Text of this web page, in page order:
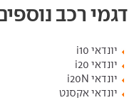
דגמי רכב
יונדאי i10
יונדאי i20
יונדאי i20N
יונדאי אקסנט